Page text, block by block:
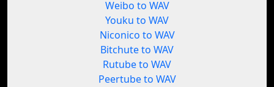
Weibo to WAV
Youku to WAV
Niconico to WAV
Bitchute to WAV
Rutube to WAV
Peertube to WAV